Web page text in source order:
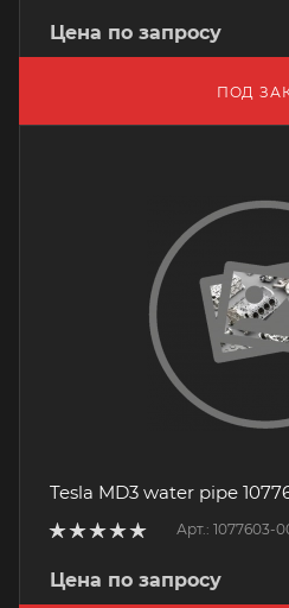
Цена по запросу
ПОД
Tesla MD3 water pipe
Арт.: 1077603-
Цена по запросу